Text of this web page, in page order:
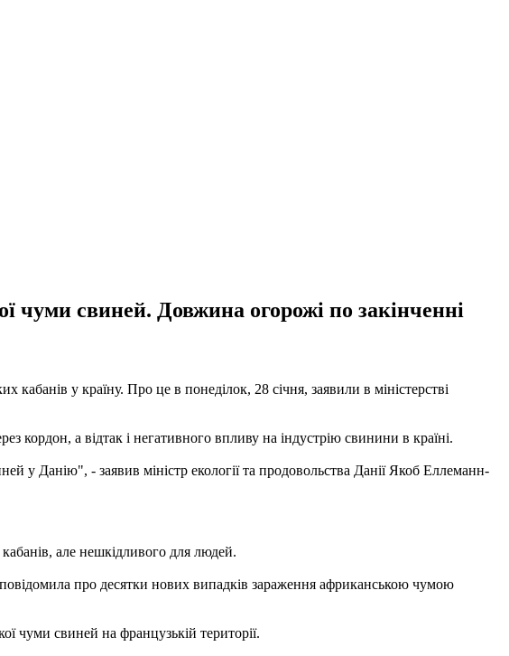
чуми свиней. Довжина огорожі по закінченні
у країну. Про це в понеділок, 28 січня, заявили в міністерстві
кордон, а відтак і негативного впливу на індустрію свинини в країні.
у Данію", - заявив міністр екології та продовольства Данії Якоб Еллеманн-
але нешкідливого для людей.
про десятки нових випадків зараження африканською чумою
чуми свиней на французькій території.